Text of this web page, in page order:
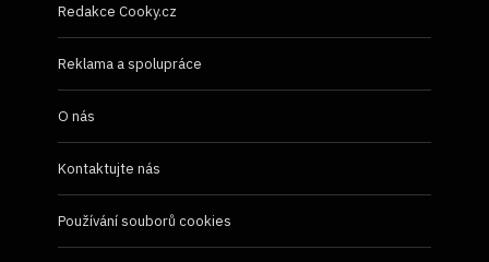
Redakce Cooky.cz
Reklama a spolupráce
O nás
Kontaktujte nás
Používání souborů cookies